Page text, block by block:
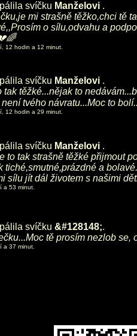
svíčku Manželovi .
mi strašně těžko,chci tě
o sílu,odvahu a
12 hodin a 12 minut.
svíčku Manželovi .
tak těžké...nějak to
tvého návratu...Moc to
12 hodin a 29 minut.
svíčku Manželovi .
to tak strašně těžké přijmout
tiché,smutné,prázdné a
sílu jít dál životem s našimi
a 53 minut.
svíčku &#128148;.
tě prosím nezlob se,
a 37 minut.